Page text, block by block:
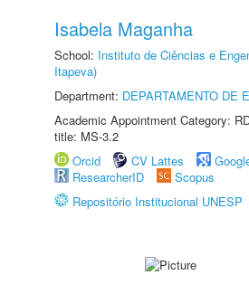
Isabela Maganha
School: Instituto de Ciências e
Itapeva)
Department: DEPARTAMENTO DE
Academic Appointment Category:
title: MS-3.2
Orcid
CV Lattes
ResearcherID
Scopus
Repositório Institucional UNESP